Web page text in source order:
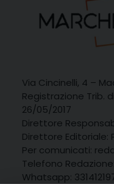
Via Cincinelli, 4 –
Registrazione Trib.
26/05/2017
Direttore
Direttore Editoriale:
Per comunicati:
Telefono
Whatsapp: